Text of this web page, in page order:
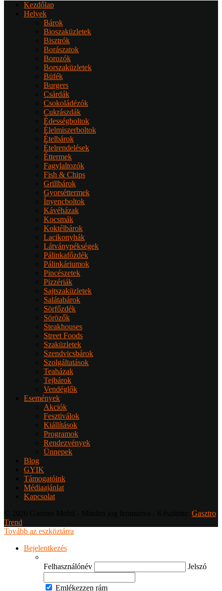
Kezdőlap
Helyek
Bárok
Bioszaküzletek
Bisztrók
Borászatok
Borozók
Borszaküzletek
Büfék
Burgers
Csárdák
Csokoládézók
Cukrászdák
Édességboltok
Élelmiszerboltok
Ételbárok
Ételrendelések
Éttermek
Fagylaltozók
Fish & Chips
Grillbárok
Gyorséttermek
Ínyencboltok
Kávéházak
Kocsmák
Koktélbárok
Lacikonyhák
Látványpékségek
Pálinkafőzdék
Pálinkáriumok
Pincészetek
Pizzériák
Sajtszaküzletek
Salátabárok
Sörfőzdék
Sörözők
Steakhouses
Street Foods
Szaküzletek
Szendvicsbárok
Szolgáltatások
Teaházak
Tejbárok
Vendéglők
Események
Akciók
Fesztiválok
Kiállítások
Programok
Rendezvények
Ünnepek
Blog
GYIK
Támogatóink
Médiaajánlat
Kapcsolat
Gasztro
Trend
Tovább az eszköztárra
Bejelentkezés
Felhasználónév Jelszó
Emlékezzen rám